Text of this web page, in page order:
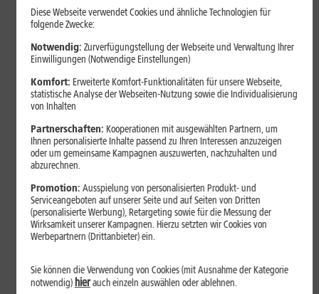
Geräte & Hardware
Smartwatch beim Sport: So
unterstützt sie Dein Training
Eine Smartwatch macht Belastung, Tempo und Trainingsablauf
sichtbar. Erfahre, wie Du Pulsmessung, Herzfrequenzzonen, GPS,
keine medizinische Beurteilung ersetzen.
Mehr erfahren
Diese Webseite verwendet Cookies und ähnliche Technologien für
folgende Zwecke:
Notwendig: Zurverfügungstellung der Webseite und Verwaltung Ihrer
Einwilligungen (Notwendige Einstellungen)
Komfort: Erweiterte Komfort-Funktionalitäten für unsere Webseite,
statistische Analyse der Webseiten-Nutzung sowie die Individualisierung
von Inhalten
Partnerschaften: Kooperationen mit ausgewählten Partnern, um
Ihnen personalisierte Inhalte passend zu Ihren Interessen anzuzeigen
oder um gemeinsame Kampagnen auszuwerten, nachzuhalten und
abzurechnen.
Promotion: Ausspielung von personalisierten Produkt- und
Serviceangeboten auf unserer Seite und auf Seiten von Dritten
(personalisierte Werbung), Retargeting sowie für die Messung der
Wirksamkeit unserer Kampagnen. Hierzu setzten wir Cookies von
Werbepartnern (Drittanbieter) ein.
Sie können die Verwendung von Cookies (mit Ausnahme der Kategorie
notwendig) hierauch einzeln auswählen oder ablehnen.